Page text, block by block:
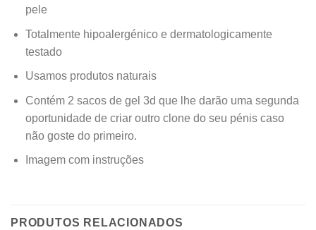
pele
Totalmente hipoalergénico e dermatologicamente
testado
Usamos produtos naturais
Contém 2 sacos de gel 3d que lhe darão uma segunda
oportunidade de criar outro clone do seu pénis caso
não goste do primeiro.
Imagem com instruções
PRODUTOS RELACIONADOS